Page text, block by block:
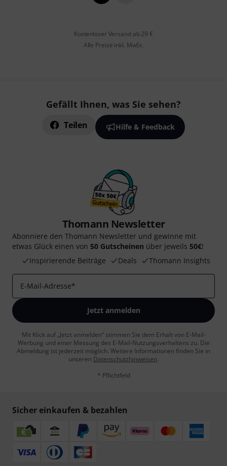
Kostenloser Versand ab 29 €
Alle Preise inkl. MwSt.
Gefällt Ihnen, was Sie sehen?
Teilen Hilfe & Feedback
Thomann Newsletter
Abonniere den Thomann Newsletter und gewinne mit
etwas Glück einen von 50 Gutscheinen über jeweils 50€!
Inspirierende Beiträge
Deals Thomann Insights
E-Mail-Adresse*
Jetzt anmelden
Mit Klick auf „Jetzt anmelden“ stimmen Sie dem Erhalt von E-Mail-
Werbung und einer Messung des E-Mail-Nutzungsverhaltens zu. Die
Abmeldung ist jederzeit möglich. Weitere Informationen finden Sie in
unseren Datenschutzhinweisen.
* Pflichtfeld
Sicher einkaufen & bezahlen